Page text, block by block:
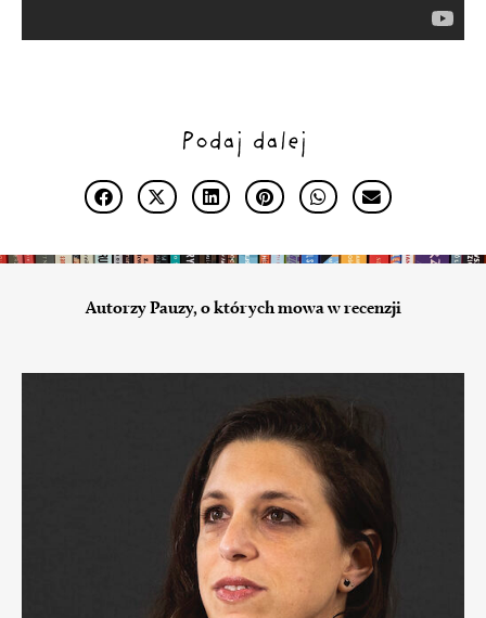
Podaj dalej
Autorzy Pauzy, o których mowa w recenzji